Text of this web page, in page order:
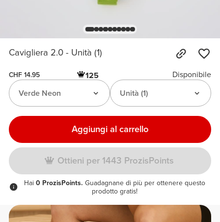
Cavigliera 2.0 - Unità (1)
CHF 14.95 125
Disponibile
Unità (1)
Verde Neon
Aggiungi al carrello
Ottieni per 1443 ProzisPoints
Hai 0 ProzisPoints. Guadagnane di più per ottenere questo
prodotto gratis!